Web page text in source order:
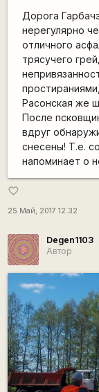
Дорога
нерегулярно
отличного
трясучего
Расонская же
После
вдруг
снесены! Т.е.
напоминает о
favorite_border
25 Май, 2017 12:32
Degen1103
Автор